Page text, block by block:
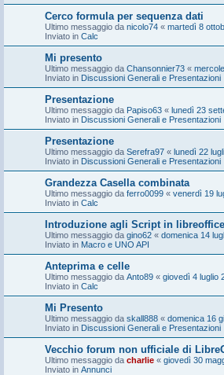
Cerco formula per sequenza dati
Ultimo messaggio da nicolo74 « martedì 8
Inviato in Calc
Mi presento
Ultimo messaggio da Chansonnier73 «
Inviato in Discussioni Generali e Presentazioni
Presentazione
Ultimo messaggio da Papiso63 « lunedì 23
Inviato in Discussioni Generali e Presentazioni
Presentazione
Ultimo messaggio da Serefra97 « lunedì 22
Inviato in Discussioni Generali e Presentazioni
Grandezza Casella combinata
Ultimo messaggio da ferro0099 « venerdì 19
Inviato in Calc
Introduzione agli Script in libreoffice
Ultimo messaggio da gino62 « domenica 14
Inviato in Macro e UNO API
Anteprima e celle
Ultimo messaggio da Anto89 « giovedì 4 luglio
Inviato in Calc
Mi Presento
Ultimo messaggio da skall888 « domenica 16
Inviato in Discussioni Generali e Presentazioni
Vecchio forum non ufficiale di
Ultimo messaggio da charlie « giovedì 30
Inviato in Annunci